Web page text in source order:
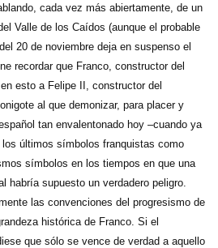
cada vez más abiertamente, de un
Valle de los Caídos (aunque el probable
20 de noviembre deja en suspenso el
recordar que Franco, constructor del
esto a Felipe II, constructor del
al que demonizar, para placer y
tan envalentonado hoy –cuando ya
últimos símbolos franquistas como
símbolos en los tiempos en que una
habría supuesto un verdadero peligro.
las convenciones del progresismo de
histórica de Franco. Si el
que sólo se vence de verdad a aquello